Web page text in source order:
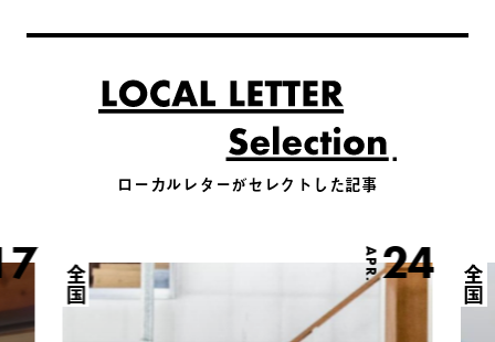
ローカルレターがセレクトした記事
APR.24
全国 全国